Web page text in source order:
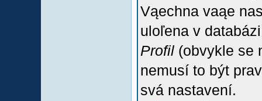
Vąechna vaąe
uloľena v
Profil (obvykle se
nemusí to být
svá nastavení.